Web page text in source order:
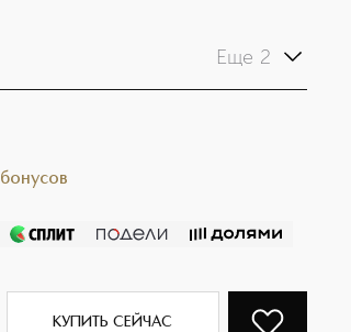
Еще 2
бонусов
КУПИТЬ СЕЙЧАС